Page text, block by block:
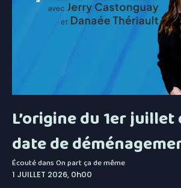
L’origine du 1er
date de
Écouté dansOn part ça de même
1 JUILLET 2026, 0h00